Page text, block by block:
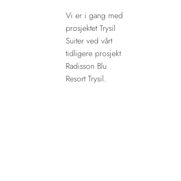
Vi er i gang med
prosjektet Trysil
Suiter ved vårt
tidligere prosjekt
Radisson Blu
Resort Trysil.